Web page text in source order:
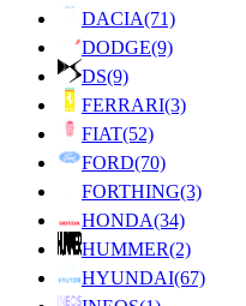
DACIA(71)
DODGE(9)
DS(9)
FERRARI(3)
FIAT(52)
FORD(70)
FORTHING(3)
HONDA(34)
HUMMER(2)
HYUNDAI(67)